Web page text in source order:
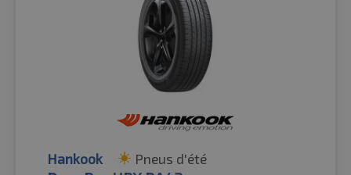
Hankook Pneus d'été